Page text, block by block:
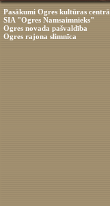
Pasākumi Ogres kultūras centrā
SIA "Ogres Namsaimnieks"
Ogres novada pašvaldība
Ogres rajona slimnīca